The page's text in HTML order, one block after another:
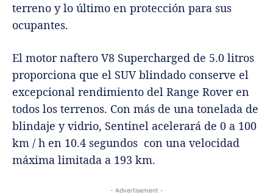
terreno y lo último en protección para sus
ocupantes.
El motor naftero V8 Supercharged de 5.0 litros
proporciona que el SUV blindado conserve el
excepcional rendimiento del Range Rover en
todos los terrenos. Con más de una tonelada de
blindaje y vidrio, Sentinel acelerará de 0 a 100
km / h en 10.4 segundos con una velocidad
máxima limitada a 193 km.
- Advertisement -